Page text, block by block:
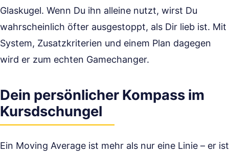
Glaskugel. Wenn Du ihn alleine nutzt, wirst Du
wahrscheinlich öfter ausgestoppt, als Dir lieb ist. Mit
System, Zusatzkriterien und einem Plan dagegen
wird er zum echten Gamechanger.
Dein persönlicher Kompass im
Kursdschungel
Ein Moving Average ist mehr als nur eine Linie – er ist